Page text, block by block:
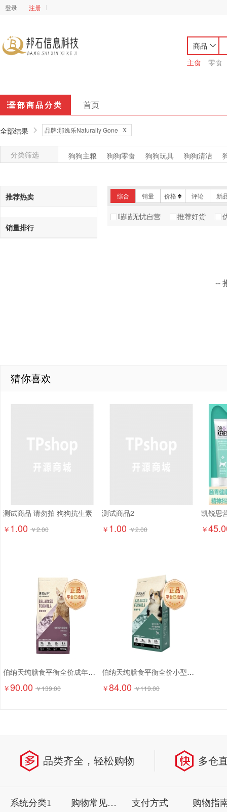
登录 注册
商品
主食
零食
全部商品分类 首页
全部结果 品牌:那逸乐Naturally Gone x
分类筛选 狗狗主粮 狗狗零食 狗狗玩具 狗狗清洁
推荐热卖
销量排行
综合 销量 价格 评论 新
喵喵无忧自营 推荐好货
--
猜你喜欢
测试商品 请勿拍 狗狗抗生素
￥ 1.00 ￥2.00
测试商品2
￥ 1.00 ￥2.00 ￥
伯纳天纯膳食平衡全价成年期猫粮（含三文鱼配方）1.5kg
￥90.00 ￥139.00
伯纳天纯膳食平衡全价小型犬成犬粮（含三文鱼配方）1.5kg
￥84.00 ￥119.00
品类齐全，轻松购物 多仓
系统分类1 购物常见问题 支付方式 购物指